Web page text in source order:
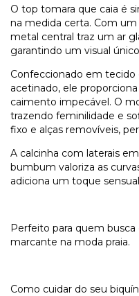
O top tomara que caia é
na medida certa. Com
metal central traz um ar
garantindo um visual
Confeccionado em tecido
acetinado, ele
caimento impecável. O
trazendo feminilidade e
fixo e alças removíveis,
A calcinha com laterais
bumbum valoriza as
adiciona um toque
Perfeito para quem
marcante na moda praia.
Como cuidar do seu